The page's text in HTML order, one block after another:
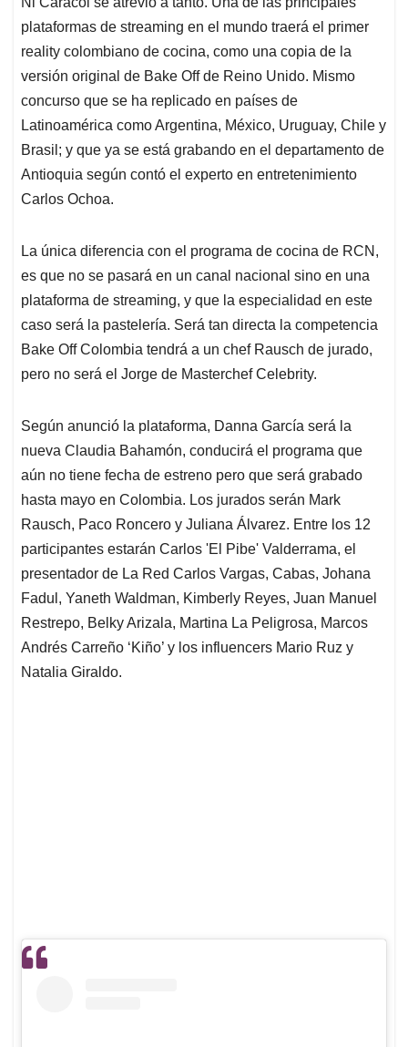
s
A
p
p
b
o
o
k
e
d
I
n
l
a
d
s
plataformas de streaming en el mundo traerá el primer
reality colombiano de cocina, como una copia de la
versión original de Bake Off de Reino Unido. Mismo
concurso que se ha replicado en países de
Latinoamérica como Argentina, México, Uruguay, Chile y
Brasil; y que ya se está grabando en el departamento de
Antioquia según contó el experto en entretenimiento
Carlos Ochoa.
La única diferencia con el programa de cocina de RCN,
es que no se pasará en un canal nacional sino en una
plataforma de streaming, y que la especialidad en este
caso será la pastelería. Será tan directa la competencia
Bake Off Colombia tendrá a un chef Rausch de jurado,
pero no será el Jorge de Masterchef Celebrity.
Según anunció la plataforma, Danna García será la
nueva Claudia Bahamón, conducirá el programa que
aún no tiene fecha de estreno pero que será grabado
hasta mayo en Colombia. Los jurados serán Mark
Rausch, Paco Roncero y Juliana Álvarez. Entre los 12
participantes estarán Carlos 'El Pibe' Valderrama, el
presentador de La Red Carlos Vargas, Cabas, Johana
Fadul, Yaneth Waldman, Kimberly Reyes, Juan Manuel
Restrepo, Belky Arizala, Martina La Peligrosa, Marcos
Andrés Carreño ‘Kiño’ y los influencers Mario Ruz y
Natalia Giraldo.